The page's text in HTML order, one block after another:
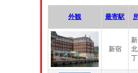
外観 最寄駅
新宿